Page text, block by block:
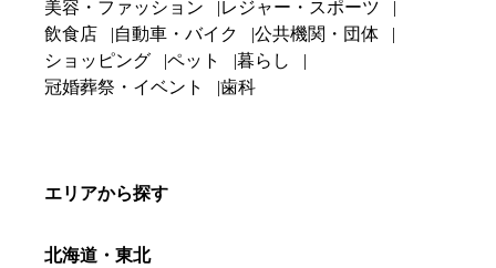
美容・ファッション
レジャー・スポーツ
飲食店
自動車・バイク
公共機関・団体
ショッピング
ペット
暮らし
冠婚葬祭・イベント
歯科
エリアから探す
北海道・東北